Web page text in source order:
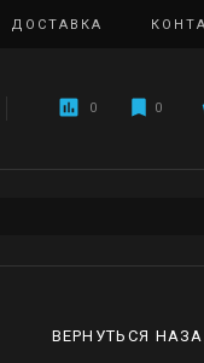
ДОСТАВКА
0 0
ВЕРНУТЬСЯ